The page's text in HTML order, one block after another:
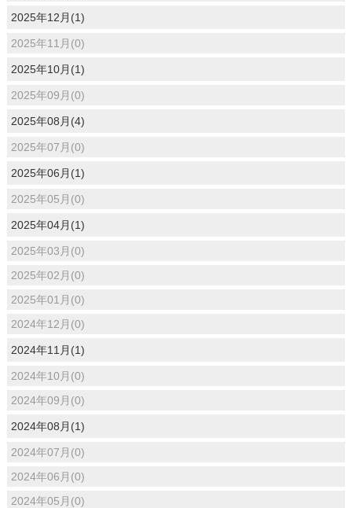
2025年12月(1)
2025年11月(0)
2025年10月(1)
2025年09月(0)
2025年08月(4)
2025年07月(0)
2025年06月(1)
2025年05月(0)
2025年04月(1)
2025年03月(0)
2025年02月(0)
2025年01月(0)
2024年12月(0)
2024年11月(1)
2024年10月(0)
2024年09月(0)
2024年08月(1)
2024年07月(0)
2024年06月(0)
2024年05月(0)